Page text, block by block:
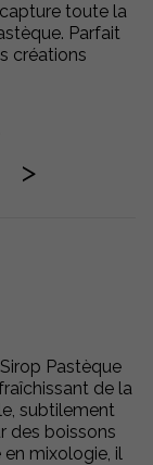
toute la
Parfait
créations
>
Pastèque
de la
subtilement
des boissons
mixologie, il